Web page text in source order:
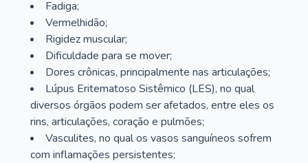
Fadiga;
Vermelhidão;
Rigidez muscular;
Dificuldade para se mover;
Dores crônicas, principalmente nas articulações;
Lúpus Eritematoso Sistêmico (LES), no qual
diversos órgãos podem ser afetados, entre eles os
rins, articulações, coração e pulmões;
Vasculites, no qual os vasos sanguíneos sofrem
com inflamações persistentes;